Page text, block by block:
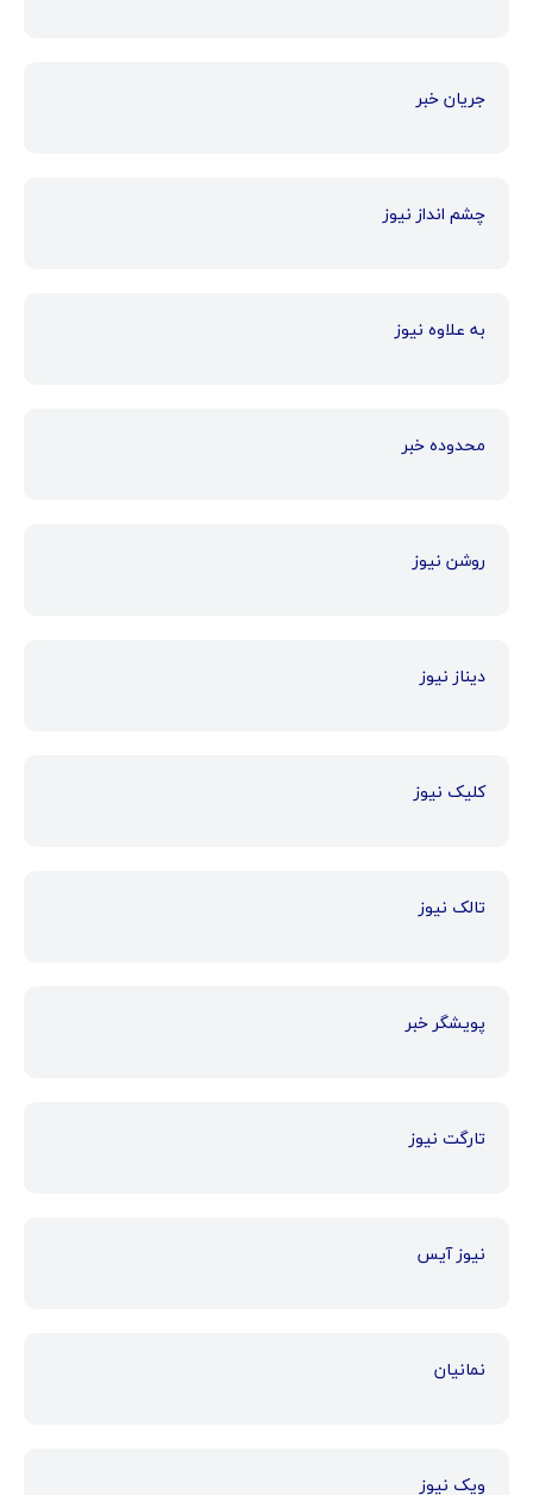
جریان خبر
چشم انداز نیوز
به علاوه نیوز
محدوده خبر
روشن نیوز
دیناز نیوز
کلیک نیوز
تالک نیوز
پویشگر خبر
تارگت نیوز
نیوز آیس
نمانیان
ویک نیوز